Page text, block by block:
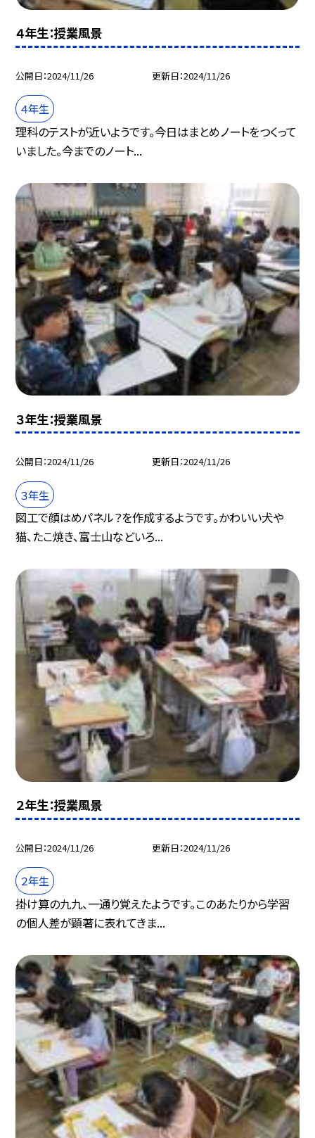
４年生：授業風景
公開日 2024/11/26 更新日 2024/11/26
４年生
理科のテストが近いようです。今日はまとめノートをつくって
いました。今までのノート...
３年生：授業風景
公開日 2024/11/26 更新日 2024/11/26
３年生
図工で顔はめパネル？を作成するようです。かわいい犬や
猫、たこ焼き、富士山などいろ...
２年生：授業風景
公開日 2024/11/26 更新日 2024/11/26
２年生
掛け算の九九、一通り覚えたようです。このあたりから学習
の個人差が顕著に表れてきま...